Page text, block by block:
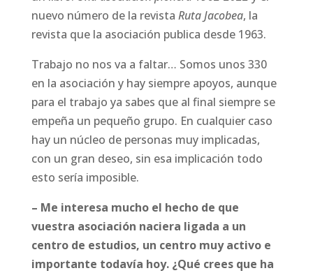
nuevo número de la revista Ruta Jacobea, la
revista que la asociación publica desde 1963.
Trabajo no nos va a faltar… Somos unos 330
en la asociación y hay siempre apoyos, aunque
para el trabajo ya sabes que al final siempre se
empeña un pequeño grupo. En cualquier caso
hay un núcleo de personas muy implicadas,
con un gran deseo, sin esa implicación todo
esto sería imposible.
– Me interesa mucho el hecho de que
vuestra asociación naciera ligada a un
centro de estudios, un centro muy activo e
importante todavía hoy. ¿Qué crees que ha